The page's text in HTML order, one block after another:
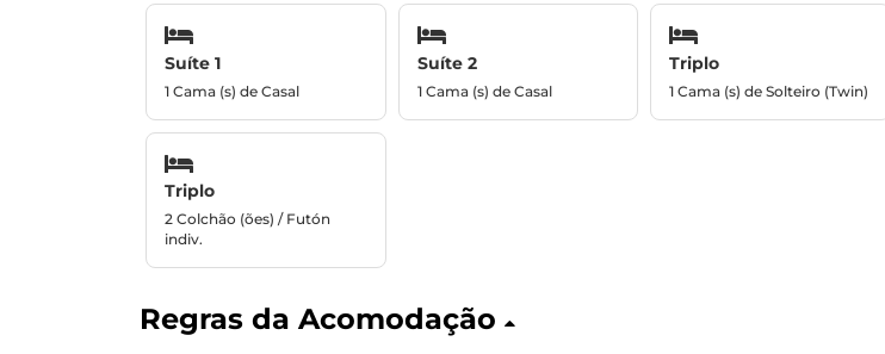
Suíte 1
1 Cama (s) de Casal
Suíte 2
1 Cama (s) de Casal
Triplo
1 Cama (s) de Solteiro (Twin)
Triplo
2 Colchão (ões) / Futón
indiv.
Regras da Acomodação